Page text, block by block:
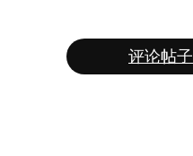
评论帖子